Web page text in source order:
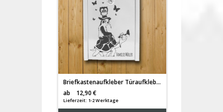
Briefkastenaufkleber Türaufkleber Faultier mit Schildkröte Eule und Namen M2190
ab
12,90 €
Lieferzeit: 1-2 Werktage